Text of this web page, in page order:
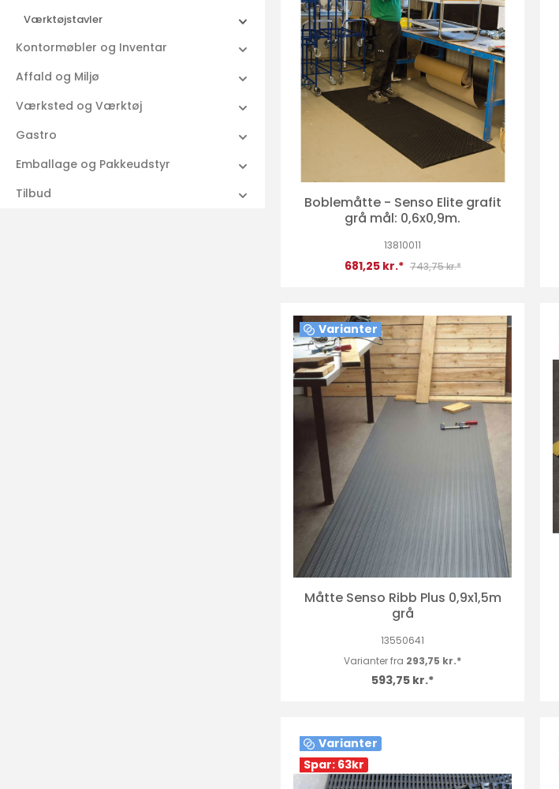
Værktøjstavler
Kontormøbler og Inventar
Affald og Miljø
Værksted og Værktøj
Gastro
Emballage og Pakkeudstyr
Tilbud
Boblemåtte - Senso Elite grafit
grå mål: 0,6x0,9m.
13810011
681,25 kr.* 743,75 kr.*
Varianter
Måtte Senso Ribb Plus 0,9x1,5m
grå
13550641
Varianter fra 293,75 kr.*
593,75 kr.*
Varianter
Spar: 63kr